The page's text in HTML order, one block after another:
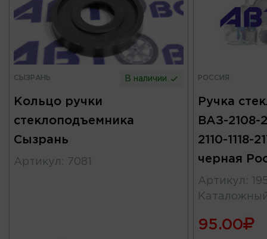
СЫЗРАНЬ В наличии
Кольцо ручки
стеклоподъемника
Сызрань
Артикул : 7081
РОССИЯ
Ручка
ВАЗ-2108-
2110-1118-
черная
Артикул :
95.00